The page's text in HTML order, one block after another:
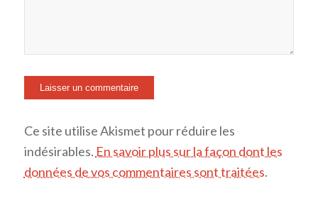
Ce site utilise Akismet pour réduire les
indésirables. En savoir plus sur la façon dont les
données de vos commentaires sont traitées.